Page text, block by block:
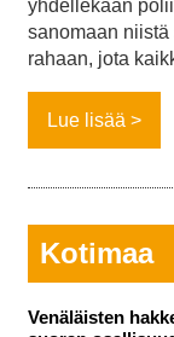
yhdellekään
sanomaan
rahaan, jota
Lue lisää
Kotimaa
Venäläisten